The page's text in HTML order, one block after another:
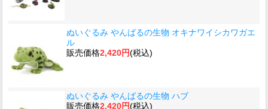
ぬいぐるみ やんばるの生物 オキナワイシカワガエ
ル
販売価格2,420円(税込)
ぬいぐるみ やんばるの生物 ハブ
販売価格2,420円(税込)